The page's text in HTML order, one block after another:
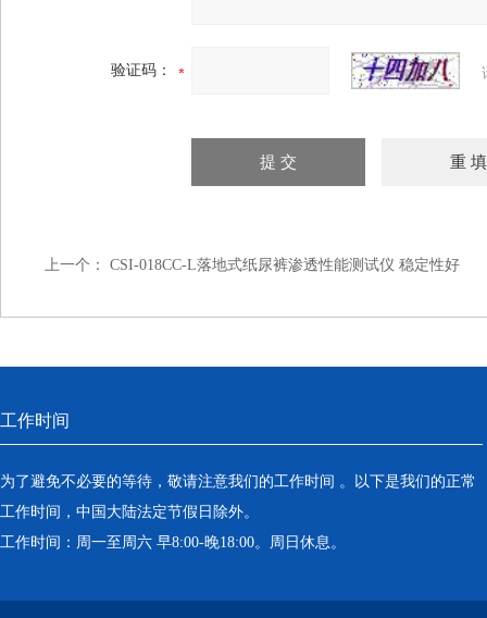
验证码：
上一个： CSI-018CC-L落地式纸尿裤渗透性能测试仪 稳定性好
工作时间
为了避免不必要的等待，敬请注意我们的工作时间 。以下是我们的正常
工作时间，中国大陆法定节假日除外。
工作时间：周一至周六 早8:00-晚18:00。周日休息。